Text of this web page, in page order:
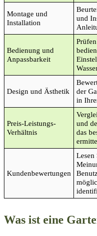
Montage und
Installation
und
Bedienung und
Anpassbarkeit
Design und Ästhetik
der
in
Preis-Leistungs-
Verhältnis
und
das
Kundenbewertungen
Lesen
Was ist eine